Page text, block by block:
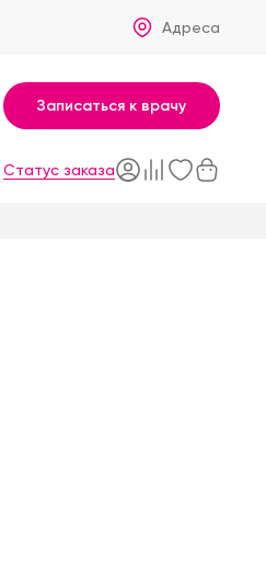
Адреса
Записаться к врачу
Статус заказа